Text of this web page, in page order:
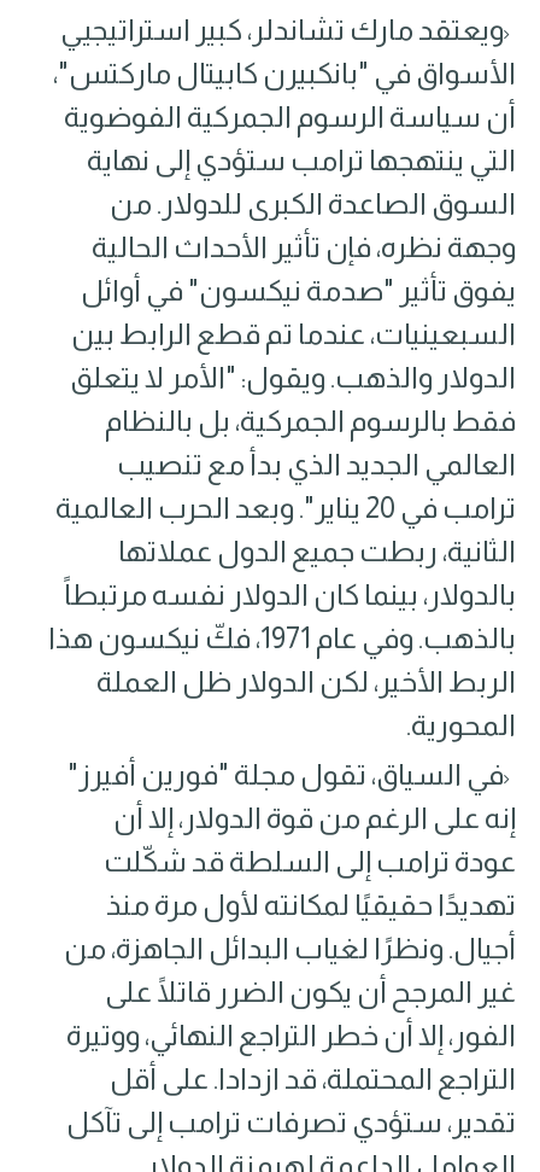
ويعتقد مارك تشاندلر، كبير استراتيجيي
الأسواق في "بانكبيرن كابيتال ماركتس"،
أن سياسة الرسوم الجمركية الفوضوية
التي ينتهجها ترامب ستؤدي إلى نهاية
السوق الصاعدة الكبرى للدولار. من
وجهة نظره، فإن تأثير الأحداث الحالية
يفوق تأثير "صدمة نيكسون" في أوائل
السبعينيات، عندما تم قطع الرابط بين
الدولار والذهب. ويقول: "الأمر لا يتعلق
فقط بالرسوم الجمركية، بل بالنظام
العالمي الجديد الذي بدأ مع تنصيب
ترامب في 20 يناير". وبعد الحرب العالمية
الثانية، ربطت جميع الدول عملاتها
بالدولار، بينما كان الدولار نفسه مرتبطاً
بالذهب. وفي عام 1971، فكّ نيكسون هذا
الربط الأخير، لكن الدولار ظل العملة
المحورية.
في السياق٬ تقول مجلة "فورين أفيرز"
إنه على الرغم من قوة الدولار، إلا أن
عودة ترامب إلى السلطة قد شكّلت
تهديدًا حقيقيًا لمكانته لأول مرة منذ
أجيال. ونظرًا لغياب البدائل الجاهزة، من
غير المرجح أن يكون الضرر قاتلًا على
الفور، إلا أن خطر التراجع النهائي، ووتيرة
التراجع المحتملة، قد ازدادا. على أقل
تقدير، ستؤدي تصرفات ترامب إلى تآكل